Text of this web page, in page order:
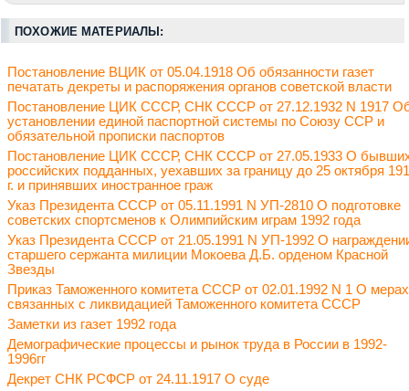
ПОХОЖИЕ МАТЕРИАЛЫ:
Постановление ВЦИК от 05.04.1918 Об обязанности газет
печатать декреты и распоряжения органов советской власти
Постановление ЦИК СССР, СНК СССР от 27.12.1932 N 1917
установлении единой паспортной системы по Союзу ССР и
обязательной прописки паспортов
Постановление ЦИК СССР, СНК СССР от 27.05.1933 О
российских подданных, уехавших за границу до 25 октября
г. и принявших иностранное граж
Указ Президента СССР от 05.11.1991 N УП-2810 О подготовке
советских спортсменов к Олимпийским играм 1992 года
Указ Президента СССР от 21.05.1991 N УП-1992 О
старшего сержанта милиции Мокоева Д.Б. орденом Красной
Звезды
Приказ Таможенного комитета СССР от 02.01.1992 N 1 О
связанных с ликвидацией Таможенного комитета СССР
Заметки из газет 1992 года
Демографические процессы и рынок труда в России в 1992-
1996гг
Декрет СНК РСФСР от 24.11.1917 О суде